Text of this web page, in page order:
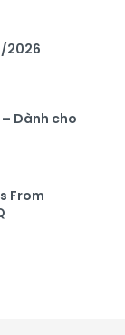
2026
Dành cho
From